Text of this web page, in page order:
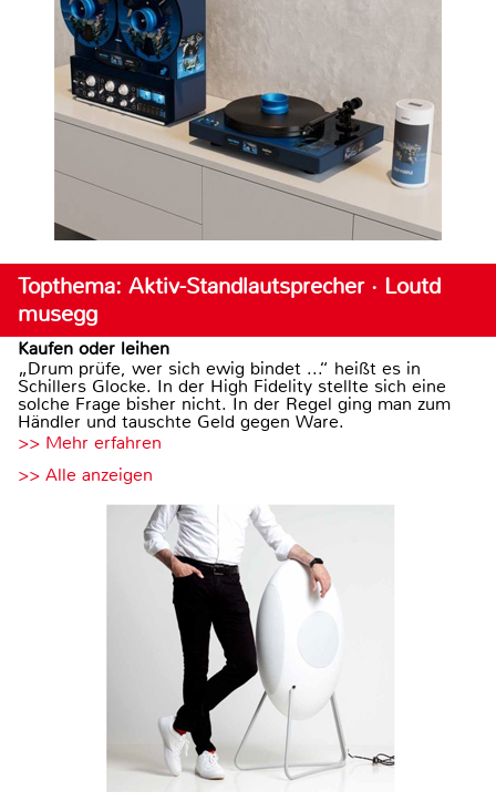
Topthema: Aktiv-Standlautsprecher · Loutd
musegg
Kaufen oder leihen
„Drum prüfe, wer sich ewig bindet ...“ heißt es in
Schillers Glocke. In der High Fidelity stellte sich eine
solche Frage bisher nicht. In der Regel ging man zum
Händler und tauschte Geld gegen Ware.
>> Mehr erfahren
>> Alle anzeigen